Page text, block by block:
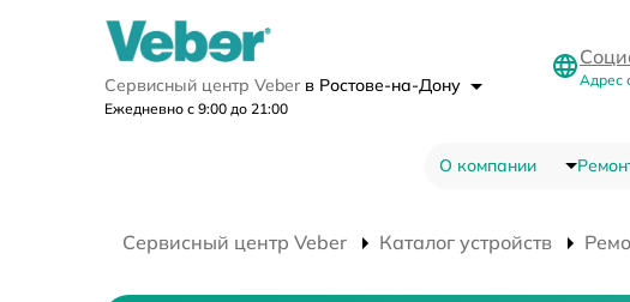
Сервисный центр Veber в Ростове-на-Дону
Ежедневно с 9:00 до 21:00
Адрес
О компании
Сервисный центр Veber Каталог устройств